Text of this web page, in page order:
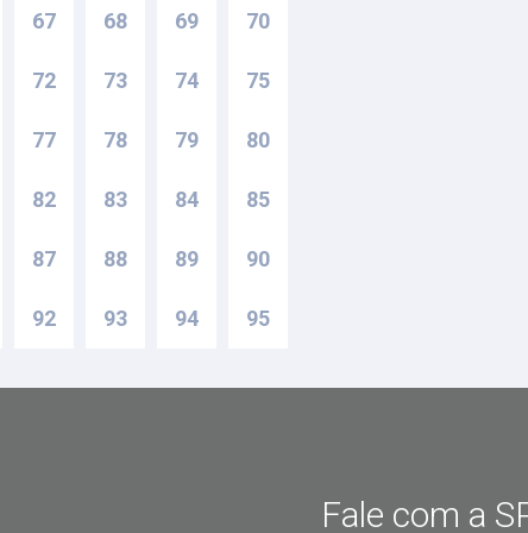
67 68 69 70
72 73 74 75
77 78 79 80
82 83 84 85
87 88 89 90
92 93 94 95
Fale com a